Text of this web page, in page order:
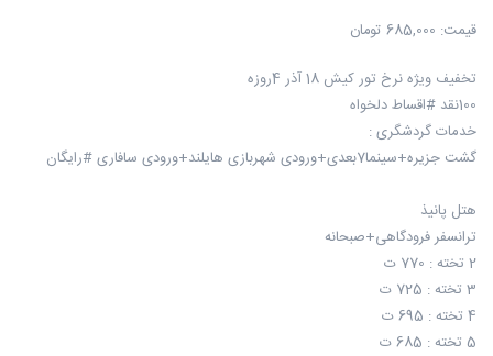
قیمت: 685,000 تومان
تخفیف ویژه نرخ تور کیش 18 آذر 4روزه
100نقد #اقساط دلخواه
خدمات گردشگری :
گشت جزیره+سینما7بعدی+ورودی شهربازی هایلند+ورودی سافاری #رایگان
هتل پانیذ
ترانسفر فرودگاهی+صبحانه
2 تخته : 770 ت
3 تخته : 725 ت
4 تخته : 695 ت
5 تخته : 685 ت